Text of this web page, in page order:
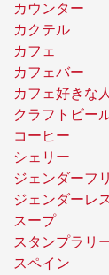
カウンター
カクテル
カフェ
カフェバー
カフェ好きな
クラフトビー
コーヒー
シェリー
ジェンダーフ
ジェンダーレ
スープ
スタンプラリ
スペイン